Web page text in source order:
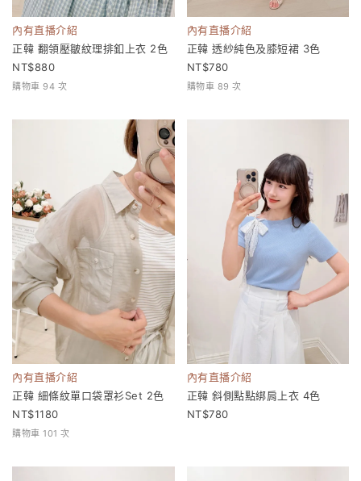
內有直播介紹
正韓 翻領壓皺紋理排釦上衣 2色
880
購物車 94 次
內有直播介紹
正韓 透紗純色及膝短裙 3色
780
購物車 89 次
內有直播介紹
正韓 細條紋單口袋罩衫Set 2色
1180
購物車 101 次
內有直播介紹
正韓 斜側點點綁肩上衣 4色
780